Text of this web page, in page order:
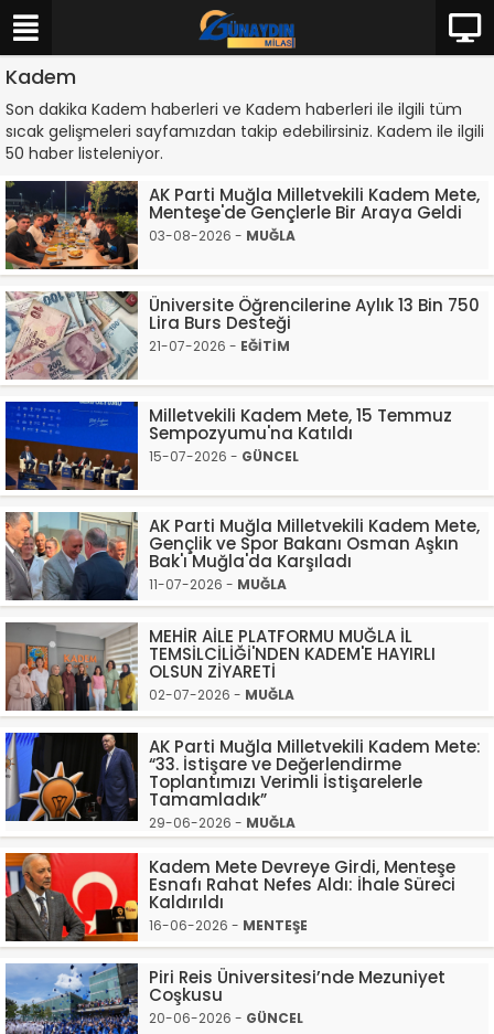
Kadem
Son dakika Kadem haberleri ve Kadem haberleri ile ilgili tüm
sıcak gelişmeleri sayfamızdan takip edebilirsiniz. Kadem ile ilgili
50 haber listeleniyor.
AK Parti Muğla Milletvekili Kadem Mete,
Menteşe'de Gençlerle Bir Araya Geldi
03-08-2026 - MUĞLA
Üniversite Öğrencilerine Aylık 13 Bin 750
Lira Burs Desteği
21-07-2026 - EĞİTİM
Milletvekili Kadem Mete, 15 Temmuz
Sempozyumu'na Katıldı
15-07-2026 - GÜNCEL
AK Parti Muğla Milletvekili Kadem Mete,
Gençlik ve Spor Bakanı Osman Aşkın
Bak'ı Muğla'da Karşıladı
11-07-2026 - MUĞLA
MEHİR AİLE PLATFORMU MUĞLA İL
TEMSİLCİLİĞİ'NDEN KADEM'E HAYIRLI
OLSUN ZİYARETİ
02-07-2026 - MUĞLA
AK Parti Muğla Milletvekili Kadem Mete:
“33. İstişare ve Değerlendirme
Toplantımızı Verimli İstişarelerle
Tamamladık”
29-06-2026 - MUĞLA
Kadem Mete Devreye Girdi, Menteşe
Esnafı Rahat Nefes Aldı: İhale Süreci
Kaldırıldı
16-06-2026 - MENTEŞE
Piri Reis Üniversitesi’nde Mezuniyet
Coşkusu
20-06-2026 - GÜNCEL